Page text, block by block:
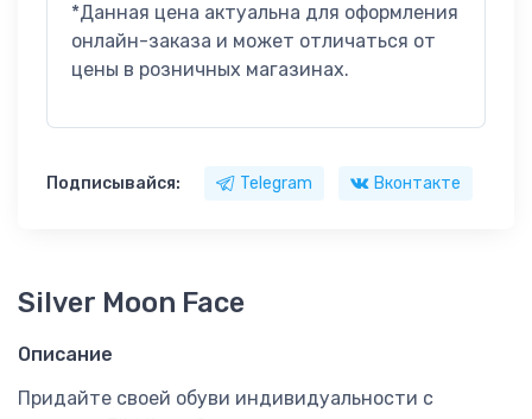
*Данная цена актуальна для оформления
онлайн-заказа и может отличаться от
цены в розничных магазинах.
Подписывайся: Telegram Вконтакте
Silver Moon Face
Описание
Придайте своей обуви индивидуальности с